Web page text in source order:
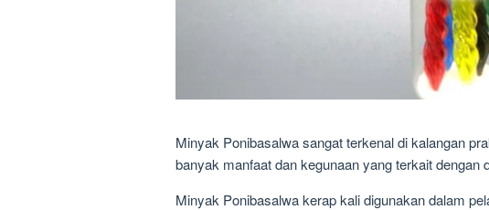
Minyak Ponibasalwa sangat terkenal di kalangan
banyak manfaat dan kegunaan yang terkait dengan
Minyak Ponibasalwa kerap kali digunakan dalam